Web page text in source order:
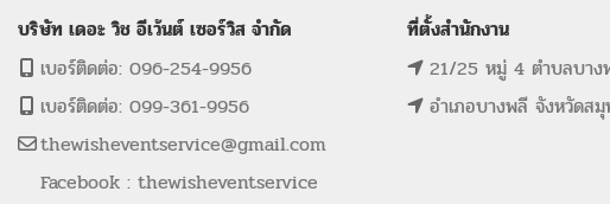
บริษัท เดอะ วิช อีเว้นต์ เซอร์วิส จำกัด
เบอร์ติดต่อ: 096-254-9956
เบอร์ติดต่อ: 099-361-9956
thewisheventservice@gmail.com
Facebook : thewisheventservice
ที่ตั้งสำนักงาน
21/25 หมู่ 4 ตำบลบา
อำเภอบางพลี จังหวัดส